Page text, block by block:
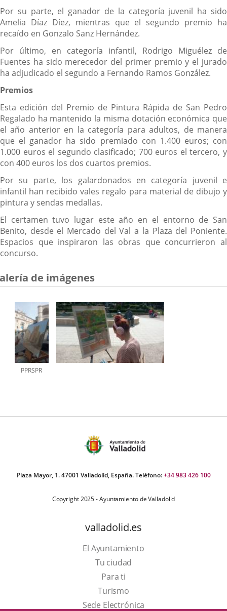
Por su parte, el ganador de la categoría juvenil ha sido
Amelia Díaz Díez, mientras que el segundo premio ha
recaído en Gonzalo Sanz Hernández.
Por último, en categoría infantil, Rodrigo Miguélez de
Fuentes ha sido merecedor del primer premio y el jurado
ha adjudicado el segundo a Fernando Ramos González.
Premios
Esta edición del Premio de Pintura Rápida de San Pedro
Regalado ha mantenido la misma dotación económica que
el año anterior en la categoría para adultos, de manera
que el ganador ha sido premiado con 1.400 euros; con
1.000 euros el segundo clasificado; 700 euros el tercero, y
con 400 euros los dos cuartos premios.
Por su parte, los galardonados en categoría juvenil e
infantil han recibido vales regalo para material de dibujo y
pintura y sendas medallas.
El certamen tuvo lugar este año en el entorno de San
Benito, desde el Mercado del Val a la Plaza del Poniente.
Espacios que inspiraron las obras que concurrieron al
concurso.
de imágenes
PPRSPR
Plaza Mayor, 1. 47001 Valladolid, España. Teléfono:+34 983 426 100
Copyright 2025 - Ayuntamiento de Valladolid
valladolid.es
El Ayuntamiento
Tu ciudad
Para ti
TurismoEste
enlace
Sede Electrónica